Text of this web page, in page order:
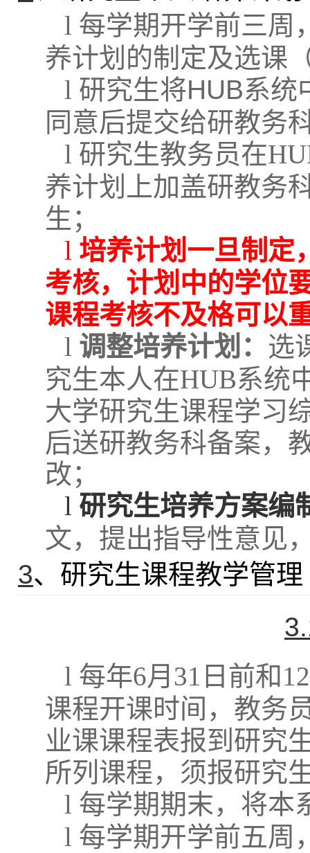
l 每学期开学前三周
养计划 的制定及选课
l 研究生将HUB系统
同意后提交给研教务
l 研究生教务员在
养计划上加盖研教务
生；
l 培养计划一旦制定
考核，计划中的学位
课程考核不及格可以
l 调整培养计划： 选
究生本人在HUB系统
大学研究生课程学习
后送研教务科备案，
改；
l 研究生培养方案编
文，提出指导性意见
3、研究生课程教学管理
l 每年6月 31 日前和 12
课程开课时间，教务
业课课程表报到研究
所列课程，须报研究
l 每学期期末，将本
l 每学期开学前五周